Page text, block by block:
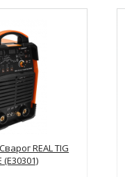
REAL TIG
(E30301)